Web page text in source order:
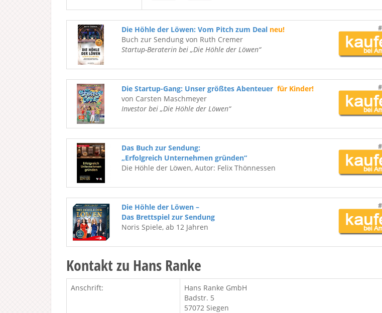
Die Höhle der Löwen: Vom Pitch zum Deal neu!
Buch zur Sendung von Ruth Cremer
Startup-Beraterin bei „Die Höhle der Löwen“
Die Startup-Gang: Unser größtes Abenteuer für Kinder!
von Carsten Maschmeyer
Investor bei „Die Höhle der Löwen“
Das Buch zur Sendung:
„Erfolgreich Unternehmen gründen“
Die Höhle der Löwen, Autor: Felix Thönnessen
Die Höhle der Löwen –
Das Brettspiel zur Sendung
Noris Spiele, ab 12 Jahren
Kontakt zu Hans Ranke
Anschrift:
Hans Ranke GmbH
Badstr. 5
57072 Siegen